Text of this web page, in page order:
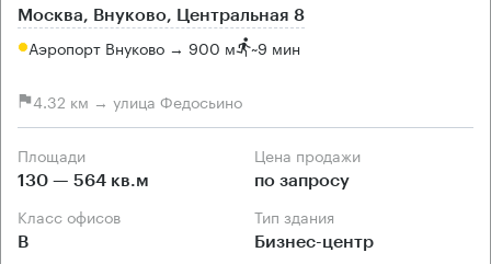
Москва, Внуково, Центральная 8
Аэропорт Внуково → 900 м ~9 мин
4.32 км → улица Федосьино
Площади
130 — 564 кв.м
Цена продажи
по запросу
Класс офисов
B
Тип здания
Бизнес-центр